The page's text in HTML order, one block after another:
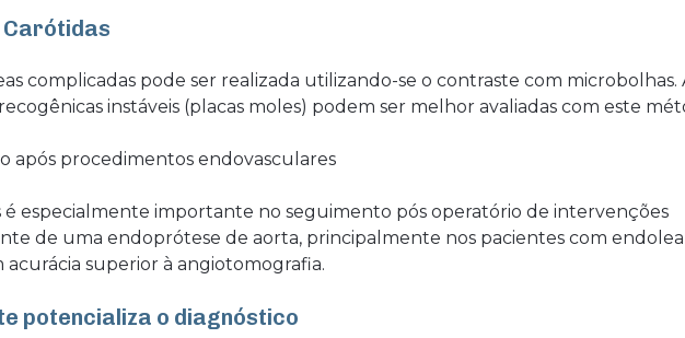
complicadas pode ser realizada utilizando-se o contraste com microbolhas.
instáveis (placas moles) podem ser melhor avaliadas com este
após procedimentos endovasculares
especialmente importante no seguimento pós operatório de intervenções
de uma endoprótese de aorta, principalmente nos pacientes com
superior à angiotomografia.
potencializa o diagnóstico